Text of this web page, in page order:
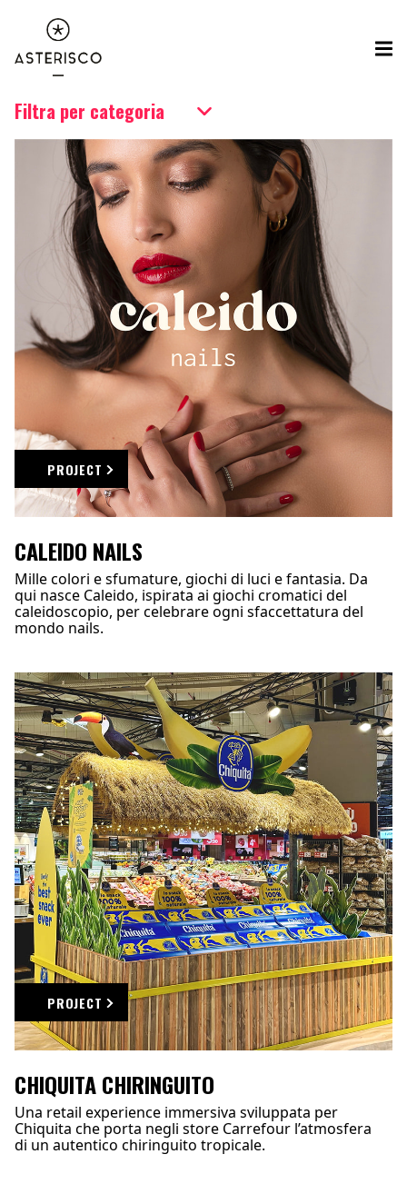
PROJECT
CALEIDO NAILS
Mille colori e sfumature, giochi di luci e fantasia. Da
qui nasce Caleido, ispirata ai giochi cromatici del
caleidoscopio, per celebrare ogni sfaccettatura del
mondo nails.
PROJECT
CHIQUITA CHIRINGUITO
Una retail experience immersiva sviluppata per
Chiquita che porta negli store Carrefour l’atmosfera
di un autentico chiringuito tropicale.